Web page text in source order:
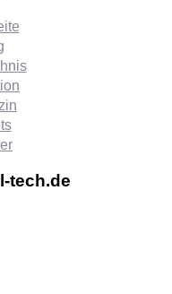
tech.de